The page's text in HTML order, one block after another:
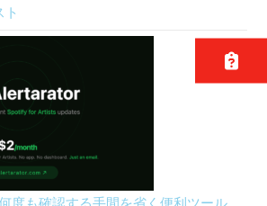
度も確認する手間を省く便利ツール